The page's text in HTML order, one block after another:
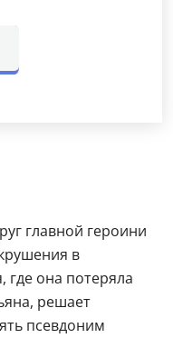
главной героини
в
она потеряла
решает
псевдоним